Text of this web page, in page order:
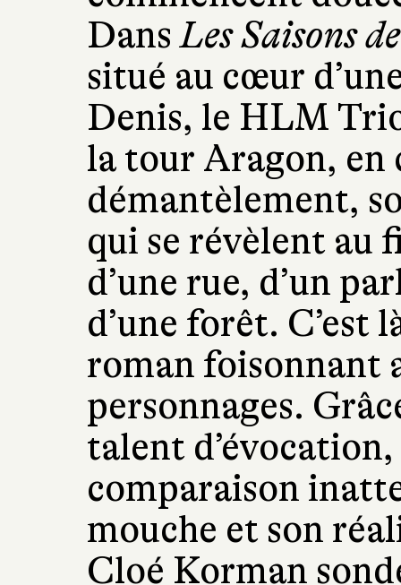
DansLes Saisons
situé au cœur
Denis, le HLM
la tour Aragon, en
démantèlement,
qui se révèlent au
d’une rue, d’un
d’une forêt. C’est
roman foisonnant
personnages.
talent d’évocation,
comparaison
mouche et son
Cloé Korman